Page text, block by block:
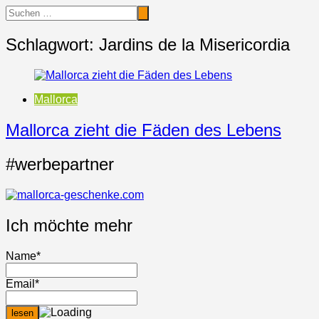
Schlagwort: Jardins de la Misericordia
Mallorca
Mallorca zieht die Fäden des Lebens
#werbepartner
Ich möchte mehr
Name*
Email*